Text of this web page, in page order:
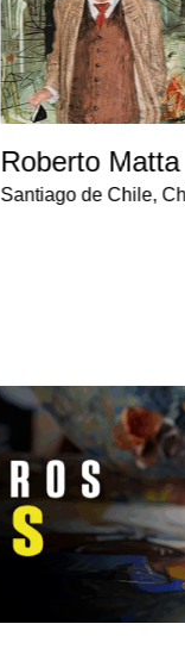
Roberto Matta
Santiago de Chile,